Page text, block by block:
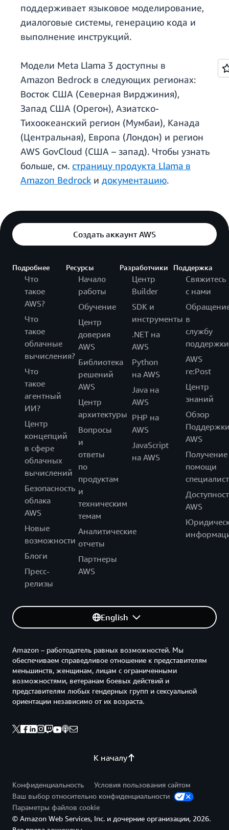
поддерживает языковое моделирование,
диалоговые системы, генерацию кода и
выполнение инструкций.
Модели Meta Llama 3 доступны в
Amazon Bedrock в следующих регионах:
Восток США (Северная Вирджиния),
Запад США (Орегон), Азиатско-
Тихоокеанский регион (Мумбаи), Канада
(Центральная), Европа (Лондон) и регион
AWS GovCloud (США – запад). Чтобы узнать
больше, см. страницу продукта Llama в
Amazon Bedrock и документацию.
Создать аккаунт AWS
Подробнее
Что
такое
AWS?
Что
такое
облачные
вычисления?
Что
такое
агентный
ИИ?
Центр
концепций
в сфере
облачных
вычислений
Безопасность
облака
AWS
Новые
возможности
Блоги
Пресс-
релизы
Ресурсы
Начало
работы
Обучение
Центр
доверия
AWS
Библиотека
решений
AWS
Центр
архитектуры
Вопросы
и
ответы
по
продуктам
и
техническим
темам
Аналитические
отчеты
Партнеры
AWS
Разработчики
Центр
Builder
SDK и
инструменты
.NET на
AWS
Python
на AWS
Java на
AWS
PHP на
AWS
JavaScript
на AWS
Поддержка
Свяжитесь
с нами
в
службу
поддержки
AWS
re:Post
Центр
знаний
Обзор
AWS
Получение
помощи
AWS
English
К началу
Amazon – работодатель равных возможностей. Мы
обеспечиваем справедливое отношение к представителям
меньшинств, женщинам, лицам с ограниченными
возможностями, ветеранам боевых действий и
представителям любых гендерных групп и сексуальной
ориентации независимо от их возраста.
Конфиденциальность
Условия пользования сайтом
Ваш выбор относительно конфиденциальности
Параметры файлов cookie
© Amazon Web Services, Inc. и дочерние организации, 2026.